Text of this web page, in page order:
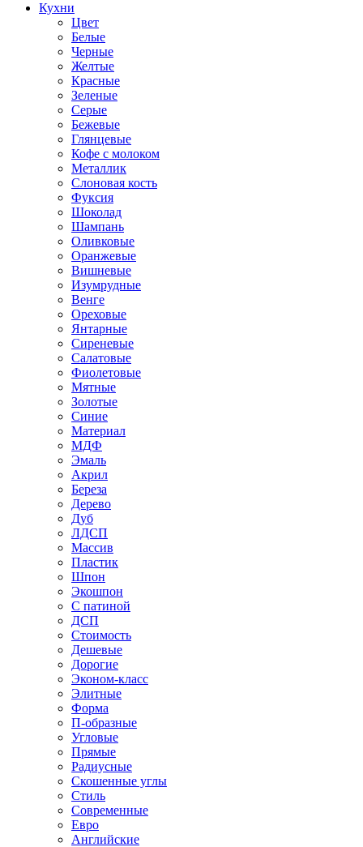
Кухни
Цвет
Белые
Черные
Желтые
Красные
Зеленые
Серые
Бежевые
Глянцевые
Кофе с молоком
Металлик
Слоновая кость
Фуксия
Шоколад
Шампань
Оливковые
Оранжевые
Вишневые
Изумрудные
Венге
Ореховые
Янтарные
Сиреневые
Салатовые
Фиолетовые
Мятные
Золотые
Синие
Материал
МДФ
Эмаль
Акрил
Береза
Дерево
Дуб
ЛДСП
Массив
Пластик
Шпон
Экошпон
С патиной
ДСП
Стоимость
Дешевые
Дорогие
Эконом-класс
Элитные
Форма
П-образные
Угловые
Прямые
Радиусные
Скошенные углы
Стиль
Современные
Евро
Английские